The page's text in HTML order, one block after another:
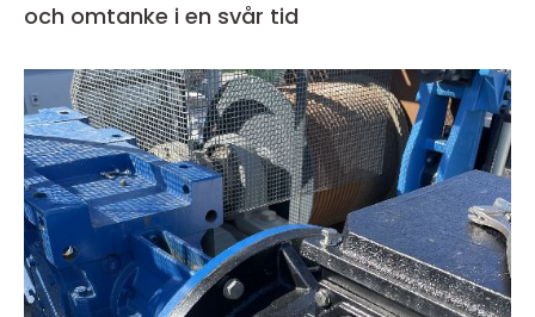
och omtanke i en svår tid